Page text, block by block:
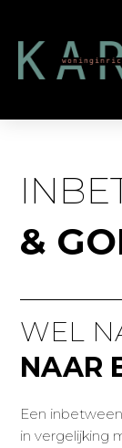
inhoud
&
WEL
NAAR
Een
in vergelijking